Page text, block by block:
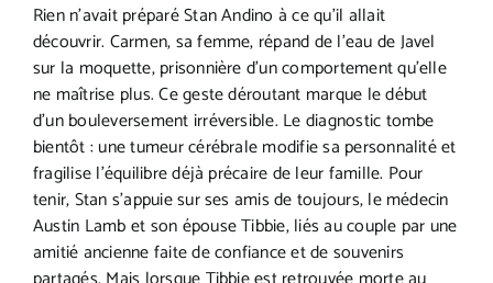
Rien n’avait préparé Stan Andino à ce qu’il allait
découvrir. Carmen, sa femme, répand de l’eau de Javel
sur la moquette, prisonnière d’un comportement qu’elle
ne maîtrise plus. Ce geste déroutant marque le début
d’un bouleversement irréversible. Le diagnostic tombe
bientôt : une tumeur cérébrale modifie sa personnalité et
fragilise l’équilibre déjà précaire de leur famille. Pour
tenir, Stan s’appuie sur ses amis de toujours, le médecin
Austin Lamb et son épouse Tibbie, liés au couple par une
amitié ancienne faite de confiance et de souvenirs